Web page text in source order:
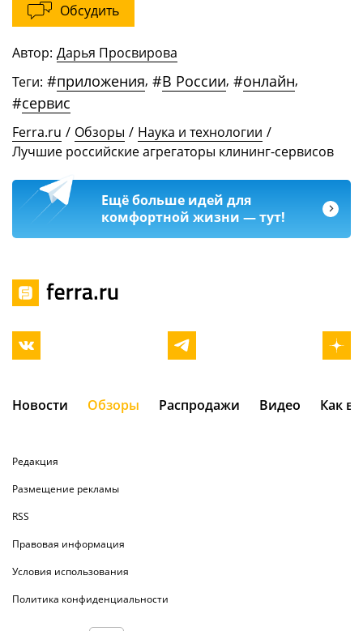
Обсудить
Автор: Дарья Просвирова
Теги: #приложения, #В России, #онлайн,
#сервис
Ferra.ru / Обзоры / Наука и технологии /
Лучшие российские агрегаторы клининг-сервисов
Ещё больше идей для
комфортной жизни — тут!
Новости Обзоры Распродажи Видео Как
Редакция
Размещение рекламы
RSS
Правовая информация
Условия использования
Политика конфиденциальности